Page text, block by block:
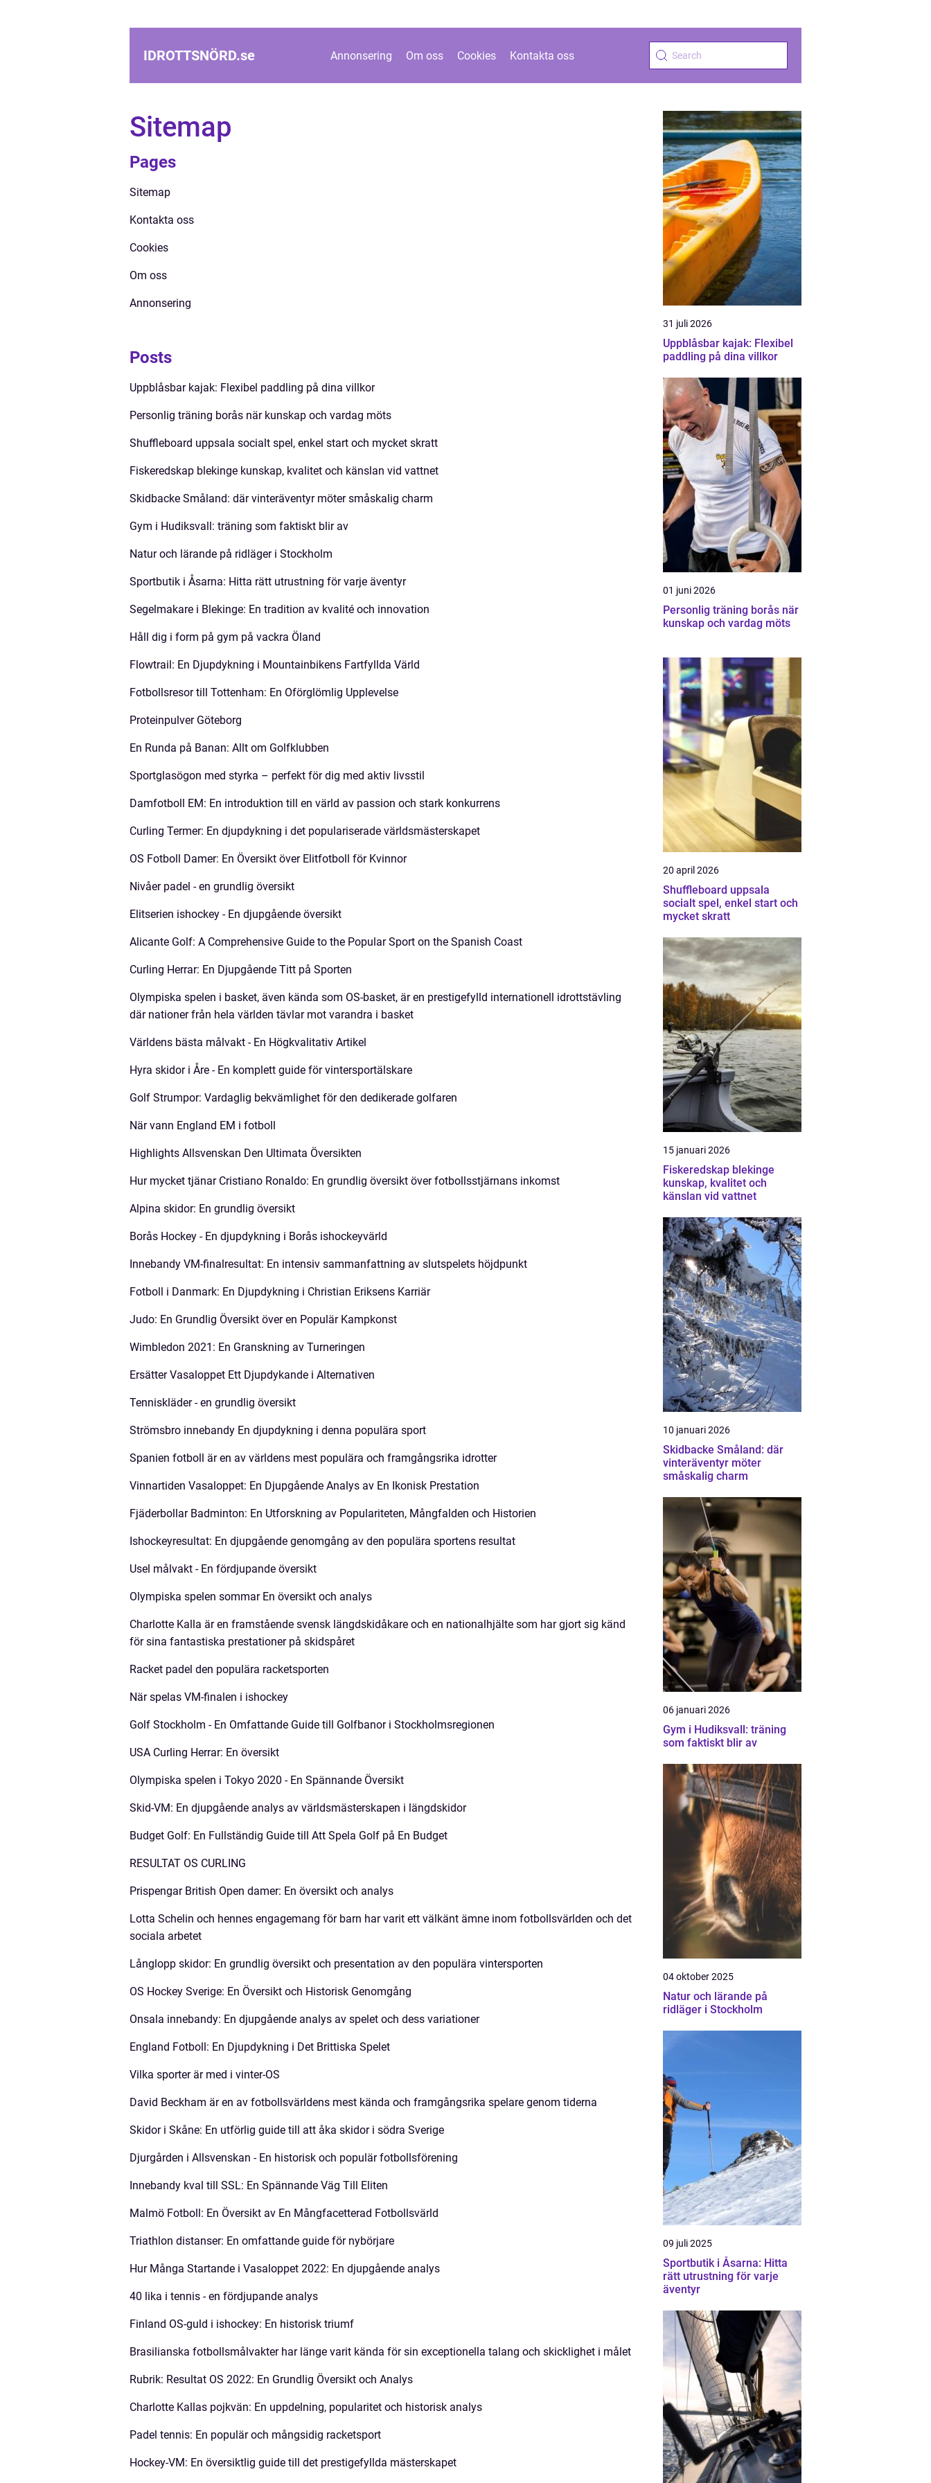
IDROTTSNÖRD.se Annonsering Om oss Cookies Kontakta oss
Sitemap
Pages
Sitemap
Kontakta oss
Cookies
Om oss
Annonsering
Posts
Uppblåsbar kajak: Flexibel paddling på dina villkor
Personlig träning borås när kunskap och vardag möts
Shuffleboard uppsala socialt spel, enkel start och mycket skratt
Fiskeredskap blekinge kunskap, kvalitet och känslan vid vattnet
Skidbacke Småland: där vinteräventyr möter småskalig charm
Gym i Hudiksvall: träning som faktiskt blir av
Natur och lärande på ridläger i Stockholm
Sportbutik i Åsarna: Hitta rätt utrustning för varje äventyr
Segelmakare i Blekinge: En tradition av kvalité och innovation
Håll dig i form på gym på vackra Öland
Flowtrail: En Djupdykning i Mountainbikens Fartfyllda Värld
Fotbollsresor till Tottenham: En Oförglömlig Upplevelse
Proteinpulver Göteborg
En Runda på Banan: Allt om Golfklubben
Sportglasögon med styrka – perfekt för dig med aktiv livsstil
Damfotboll EM: En introduktion till en värld av passion och stark konkurrens
Curling Termer: En djupdykning i det populariserade världsmästerskapet
OS Fotboll Damer: En Översikt över Elitfotboll för Kvinnor
Nivåer padel - en grundlig översikt
Elitserien ishockey - En djupgående översikt
Alicante Golf: A Comprehensive Guide to the Popular Sport on the Spanish Coast
Curling Herrar: En Djupgående Titt på Sporten
Olympiska spelen i basket, även kända som OS-basket, är en prestigefylld internationell idrottstävling
där nationer från hela världen tävlar mot varandra i basket
Världens bästa målvakt - En Högkvalitativ Artikel
Hyra skidor i Åre - En komplett guide för vintersportälskare
Golf Strumpor: Vardaglig bekvämlighet för den dedikerade golfaren
När vann England EM i fotboll
Highlights Allsvenskan Den Ultimata Översikten
Hur mycket tjänar Cristiano Ronaldo: En grundlig översikt över fotbollsstjärnans inkomst
Alpina skidor: En grundlig översikt
Borås Hockey - En djupdykning i Borås ishockeyvärld
Innebandy VM-finalresultat: En intensiv sammanfattning av slutspelets höjdpunkt
Fotboll i Danmark: En Djupdykning i Christian Eriksens Karriär
Judo: En Grundlig Översikt över en Populär Kampkonst
Wimbledon 2021: En Granskning av Turneringen
Ersätter Vasaloppet Ett Djupdykande i Alternativen
Tenniskläder - en grundlig översikt
Strömsbro innebandy En djupdykning i denna populära sport
Spanien fotboll är en av världens mest populära och framgångsrika idrotter
Vinnartiden Vasaloppet: En Djupgående Analys av En Ikonisk Prestation
Fjäderbollar Badminton: En Utforskning av Populariteten, Mångfalden och Historien
Ishockeyresultat: En djupgående genomgång av den populära sportens resultat
Usel målvakt - En fördjupande översikt
Olympiska spelen sommar En översikt och analys
Charlotte Kalla är en framstående svensk längdskidåkare och en nationalhjälte som har gjort sig känd
för sina fantastiska prestationer på skidspåret
Racket padel den populära racketsporten
När spelas VM-finalen i ishockey
Golf Stockholm - En Omfattande Guide till Golfbanor i Stockholmsregionen
USA Curling Herrar: En översikt
Olympiska spelen i Tokyo 2020 - En Spännande Översikt
Skid-VM: En djupgående analys av världsmästerskapen i längdskidor
Budget Golf: En Fullständig Guide till Att Spela Golf på En Budget
RESULTAT OS CURLING
Prispengar British Open damer: En översikt och analys
Lotta Schelin och hennes engagemang för barn har varit ett välkänt ämne inom fotbollsvärlden och det
sociala arbetet
Långlopp skidor: En grundlig översikt och presentation av den populära vintersporten
OS Hockey Sverige: En Översikt och Historisk Genomgång
Onsala innebandy: En djupgående analys av spelet och dess variationer
England Fotboll: En Djupdykning i Det Brittiska Spelet
Vilka sporter är med i vinter-OS
David Beckham är en av fotbollsvärldens mest kända och framgångsrika spelare genom tiderna
Skidor i Skåne: En utförlig guide till att åka skidor i södra Sverige
Djurgården i Allsvenskan - En historisk och populär fotbollsförening
Innebandy kval till SSL: En Spännande Väg Till Eliten
Malmö Fotboll: En Översikt av En Mångfacetterad Fotbollsvärld
Triathlon distanser: En omfattande guide för nybörjare
Hur Många Startande i Vasaloppet 2022: En djupgående analys
40 lika i tennis - en fördjupande analys
Finland OS-guld i ishockey: En historisk triumf
Brasilianska fotbollsmålvakter har länge varit kända för sin exceptionella talang och skicklighet i målet
Rubrik: Resultat OS 2022: En Grundlig Översikt och Analys
Charlotte Kallas pojkvän: En uppdelning, popularitet och historisk analys
Padel tennis: En populär och mångsidig racketsport
Hockey-VM: En översiktlig guide till det prestigefyllda mästerskapet
31 juli 2026
Uppblåsbar kajak: Flexibel
paddling på dina villkor
01 juni 2026
Personlig träning borås när
kunskap och vardag möts
20 april 2026
Shuffleboard uppsala
socialt spel, enkel start och
mycket skratt
15 januari 2026
Fiskeredskap blekinge
kunskap, kvalitet och
känslan vid vattnet
10 januari 2026
Skidbacke Småland: där
vinteräventyr möter
småskalig charm
06 januari 2026
Gym i Hudiksvall: träning
som faktiskt blir av
04 oktober 2025
Natur och lärande på
ridläger i Stockholm
09 juli 2025
Sportbutik i Åsarna: Hitta
rätt utrustning för varje
äventyr